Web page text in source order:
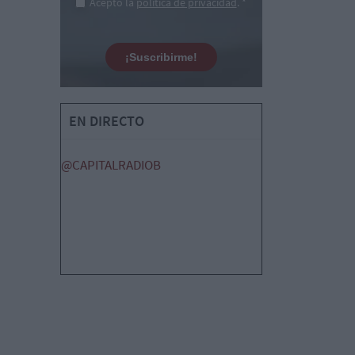
¡Suscribirme!
EN DIRECTO
@CAPITALRADIOB